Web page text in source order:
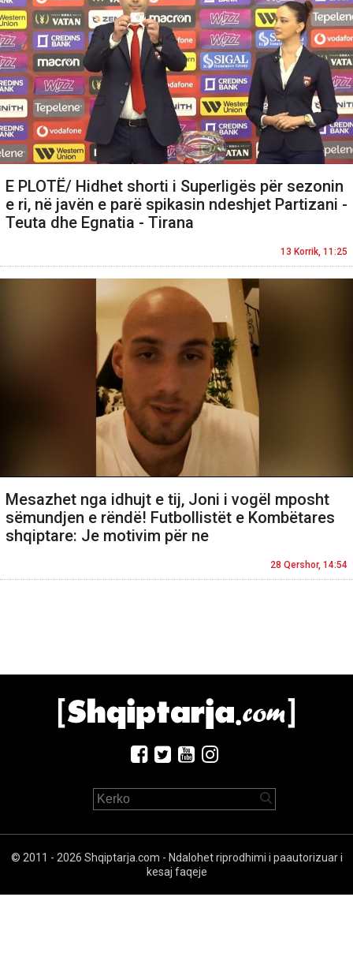
E PLOTË/ Hidhet shorti i Superligës për sezonin
e ri, në javën e parë spikasin ndeshjet Partizani -
Teuta dhe Egnatia - Tirana
13 Korrik, 11:25
Mesazhet nga idhujt e tij, Joni i vogël mposht
sëmundjen e rëndë! Futbollistët e Kombëtares
shqiptare: Je motivim për ne
28 Qershor, 14:54
© 2011 - 2026 Shqiptarja.com - Ndalohet riprodhimi i paautorizuar i
kesaj faqeje